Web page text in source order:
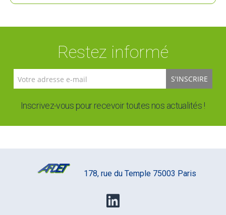
Restez informé
S'INSCRIRE
Inscrivez-vous pour recevoir toutes nos actualités !
178, rue du Temple 75003 Paris